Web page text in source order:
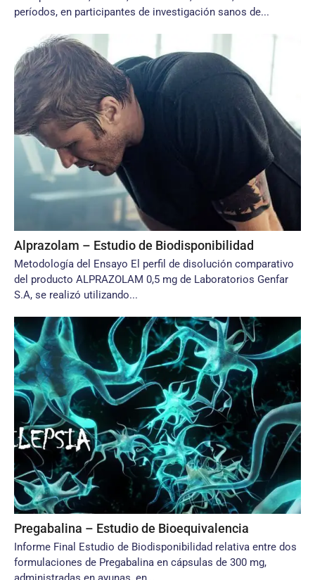
períodos, en participantes de investigación sanos de...
Alprazolam – Estudio de Biodisponibilidad
Metodología del Ensayo El perfil de disolución comparativo
del producto ALPRAZOLAM 0,5 mg de Laboratorios Genfar
S.A, se realizó utilizando...
Pregabalina – Estudio de Bioequivalencia
Informe Final Estudio de Biodisponibilidad relativa entre dos
formulaciones de Pregabalina en cápsulas de 300 mg,